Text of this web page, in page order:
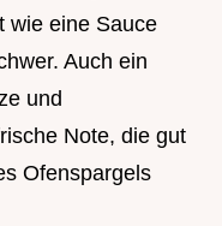
wie eine Sauce
Auch ein
und
Note, die gut
Ofenspargels